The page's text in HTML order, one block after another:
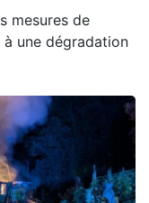
mesures de
à une dégradation